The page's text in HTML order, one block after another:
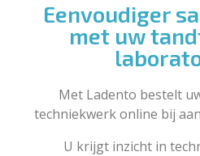
Eenvoudiger
met uw
Met Ladento bestelt
techniekwerk online bij
U krijgt inzicht in